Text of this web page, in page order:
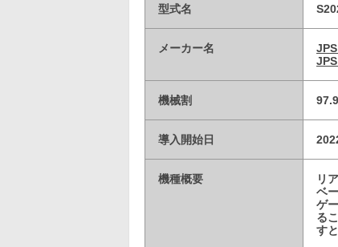
型式名
メーカー名
機械割
導入開始日
機種概要
リ
ベ
ゲ
る
す